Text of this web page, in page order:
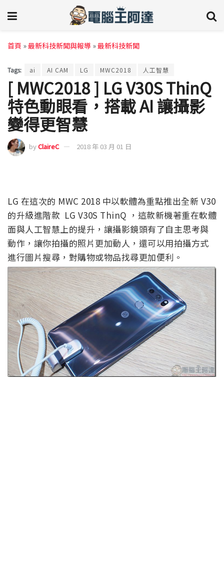
首頁 »最新科技新聞與報導 »最新科技新聞
Tags: ai AI CAM LG MWC2018 人工智慧
[ MWC2018 ] LG V30S ThinQ
特色動眼看，搭載 AI 讓攝影
變得更智慧
byClaireC 2018 年 03 月 01 日
LG 在這次的 MWC 2018 中以軟體為重點推出全新 V30
的升級進階款 LG V30S ThinQ ，這款新機著重在軟體
面與人工智慧上的提升，讓攝影鏡頭有了自主思考與
動作，讓你拍攝的照片更加動人，還可以用拍攝方式
進行圖片搜尋，對購物或物品找尋更加便利。